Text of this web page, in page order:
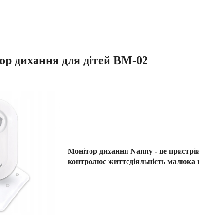
дихання для дітей BM-02
Монітор дихання Nanny - це
контролює життєдіяльність малюка